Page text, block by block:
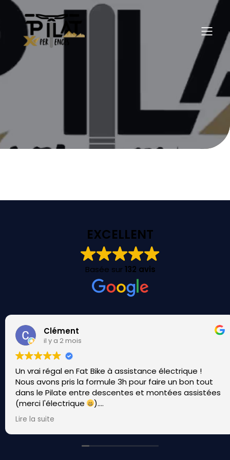
EXCELLENT
Basée sur 132 avis
Clément
il y a 2 mois
Un vrai régal en Fat Bike à assistance électrique !
Nous avons pris la formule 3h pour faire un bon tout
dans le Pilate entre descentes et montées assistées
(merci l'électrique
).
Les vélos sont vraiment top et le staff est passionné
et adorable !
Merci encore les gars.
On se revoit en hiver pour tester les fat sur la neige
Lire la suite